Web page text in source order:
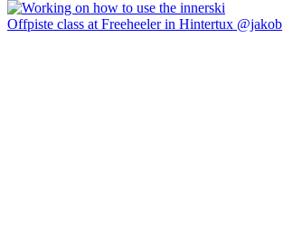
Offpiste class at Freeheeler in Hintertux @jakob